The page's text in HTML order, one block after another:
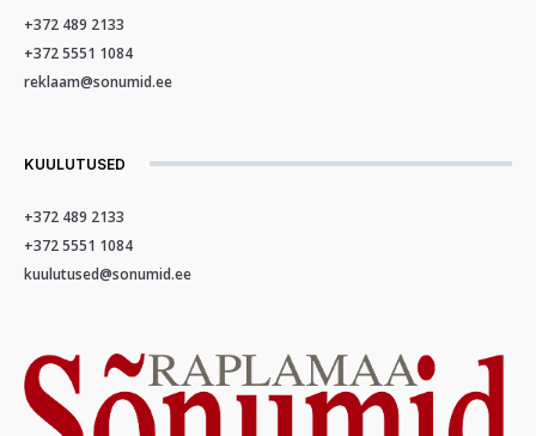
+372 489 2133
+372 5551 1084
reklaam@sonumid.ee
KUULUTUSED
+372 489 2133
+372 5551 1084
kuulutused@sonumid.ee